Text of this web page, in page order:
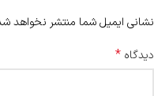
نشانی ایمیل شما منتشر نخواهد
دیدگاه *